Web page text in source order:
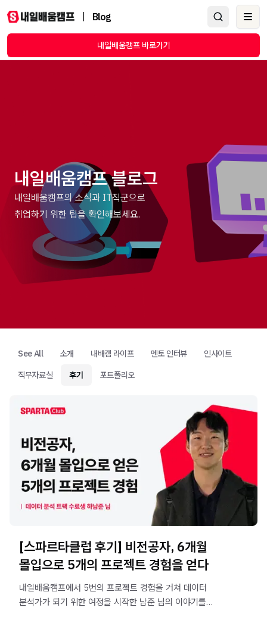
Blog
내일배움캠프 바로가기
내일배움캠프 블로그
내일배움캠프의 소식과 IT직군으로
취업하기 위한 팁을 확인해보세요.
See All 소개 내배캠 라이프 멘토 인터뷰
인사이트
직무자료실
후기 포트폴리오
[스파르타클럽 후기] 비전공자, 6개월
몰입으로 5개의 프로젝트 경험을 얻다
내일배움캠프에서 5번의 프로젝트 경험을 거쳐 데이터
분석가가 되기 위한 여정을 시작한 남준 님의 이야기를